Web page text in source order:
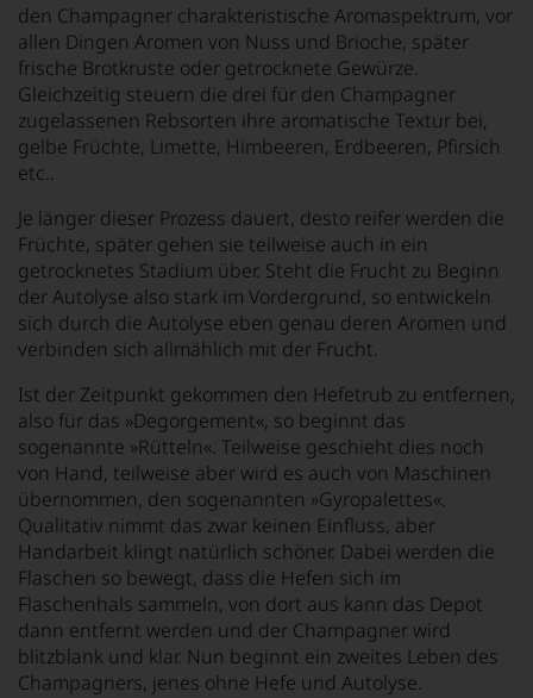
den Champagner charakteristische Aromaspektrum, vor
allen Dingen Aromen von Nuss und Brioche, später
frische Brotkruste oder getrocknete Gewürze.
Gleichzeitig steuern die drei für den Champagner
zugelassenen Rebsorten ihre aromatische Textur bei,
gelbe Früchte, Limette, Himbeeren, Erdbeeren, Pfirsich
etc..
Je länger dieser Prozess dauert, desto reifer werden die
Früchte, später gehen sie teilweise auch in ein
getrocknetes Stadium über. Steht die Frucht zu Beginn
der Autolyse also stark im Vordergrund, so entwickeln
sich durch die Autolyse eben genau deren Aromen und
verbinden sich allmählich mit der Frucht.
Ist der Zeitpunkt gekommen den Hefetrub zu entfernen,
also für das »Degorgement«, so beginnt das
sogenannte »Rütteln«. Teilweise geschieht dies noch
von Hand, teilweise aber wird es auch von Maschinen
übernommen, den sogenannten »Gyropalettes«.
Qualitativ nimmt das zwar keinen Einfluss, aber
Handarbeit klingt natürlich schöner. Dabei werden die
Flaschen so bewegt, dass die Hefen sich im
Flaschenhals sammeln, von dort aus kann das Depot
dann entfernt werden und der Champagner wird
blitzblank und klar. Nun beginnt ein zweites Leben des
Champagners, jenes ohne Hefe und Autolyse.